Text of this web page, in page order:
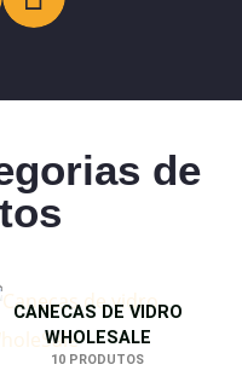
de
CANECAS DE VIDRO
WHOLESALE
10 PRODUTOS